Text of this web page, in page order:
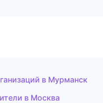
в Мурманск
в Москва